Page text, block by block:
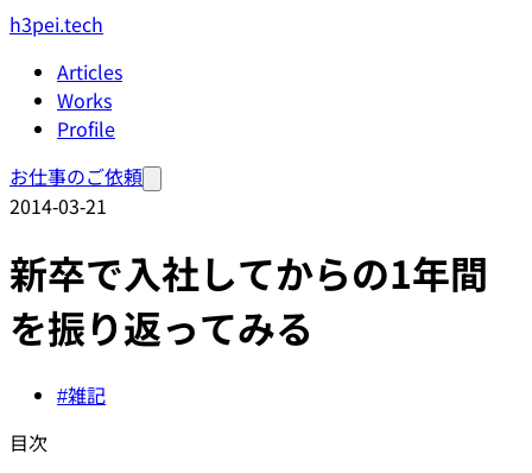
h3pei.tech
Articles
Works
Profile
お仕事のご依頼
2014-03-21
新卒で入社してからの1年間
を振り返ってみる
#雑記
目次